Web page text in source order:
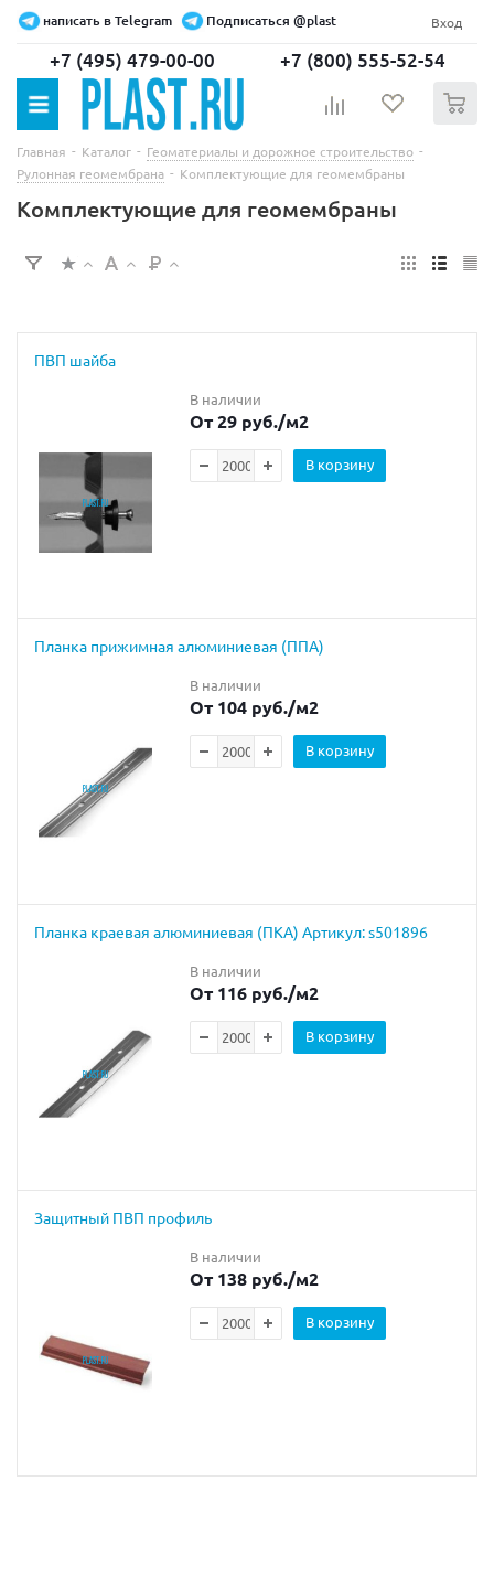
написать в Telegram Подписаться @plast Вход
+7 (495) 479-00-00 +7 (800) 555-52-54
Главная - Каталог - Геоматериалы и дорожное строительство -
Рулонная геомембрана - Комплектующие для геомембраны
Комплектующие для геомембраны
ПВП шайба
В наличии
От 29 руб./м2
В корзину
Планка прижимная алюминиевая (ППА)
В наличии
От 104 руб./м2
В корзину
Планка краевая алюминиевая (ПКА) Артикул: s501896
В наличии
От 116 руб./м2
В корзину
Защитный ПВП профиль
В наличии
От 138 руб./м2
В корзину